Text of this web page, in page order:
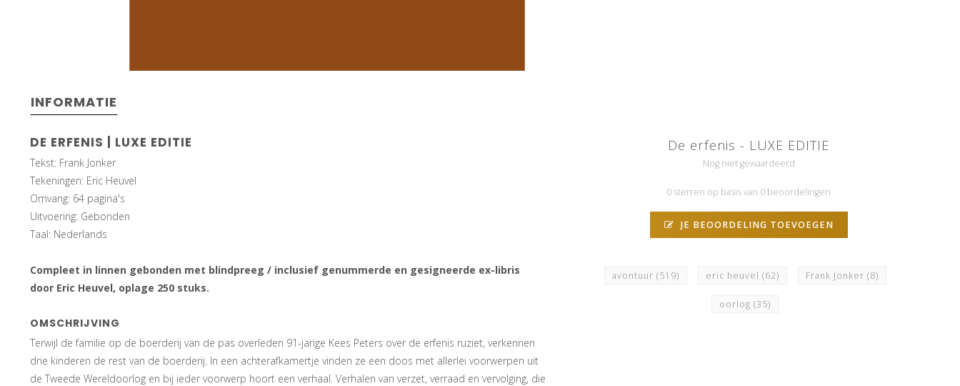
INFORMATIE
DE ERFENIS | LUXE EDITIE
Tekst: Frank Jonker
Tekeningen: Eric Heuvel
Omvang: 64 pagina's
Uitvoering: Gebonden
Taal: Nederlands
Compleet in linnen gebonden met blindpreeg / inclusief genummerde en gesigneerde ex-libris
door Eric Heuvel, oplage 250 stuks.
OMSCHRIJVING
Terwijl de familie op de boerderij van de pas overleden 91-jarige Kees Peters over de erfenis ruziet, verkennen
drie kinderen de rest van de boerderij. In een achterafkamertje vinden ze een doos met allerlei voorwerpen uit
de Tweede Wereldoorlog en bij ieder voorwerp hoort een verhaal. Verhalen van verzet, verraad en vervolging, die
De erfenis - LUXE EDITIE
Nog niet gewaardeerd
0 sterren op basis van 0 beoordelingen
JE BEOORDELING TOEVOEGEN
avontuur (519) eric heuvel (62) Frank Jonker (8)
oorlog(35)